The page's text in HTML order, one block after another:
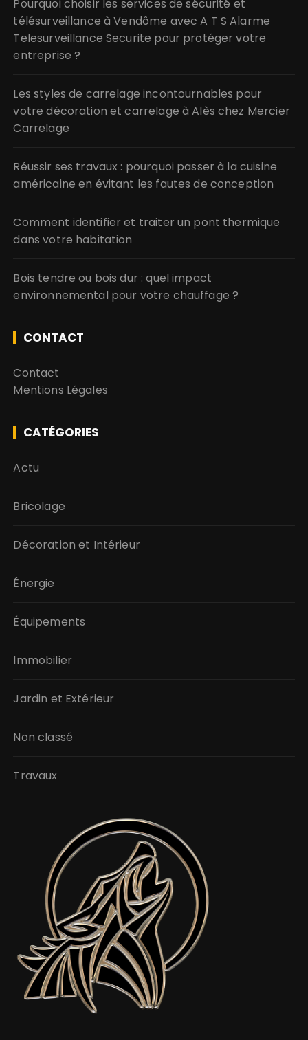
Pourquoi choisir les services de sécurité et
télésurveillance à Vendôme avec A T S Alarme
Telesurveillance Securite pour protéger votre
entreprise ?
Les styles de carrelage incontournables pour
votre décoration et carrelage à Alès chez Mercier
Carrelage
Réussir ses travaux : pourquoi passer à la cuisine
américaine en évitant les fautes de conception
Comment identifier et traiter un pont thermique
dans votre habitation
Bois tendre ou bois dur : quel impact
environnemental pour votre chauffage ?
CONTACT
Contact
Mentions Légales
CATÉGORIES
Actu
Bricolage
Décoration et Intérieur
Énergie
Équipements
Immobilier
Jardin et Extérieur
Non classé
Travaux